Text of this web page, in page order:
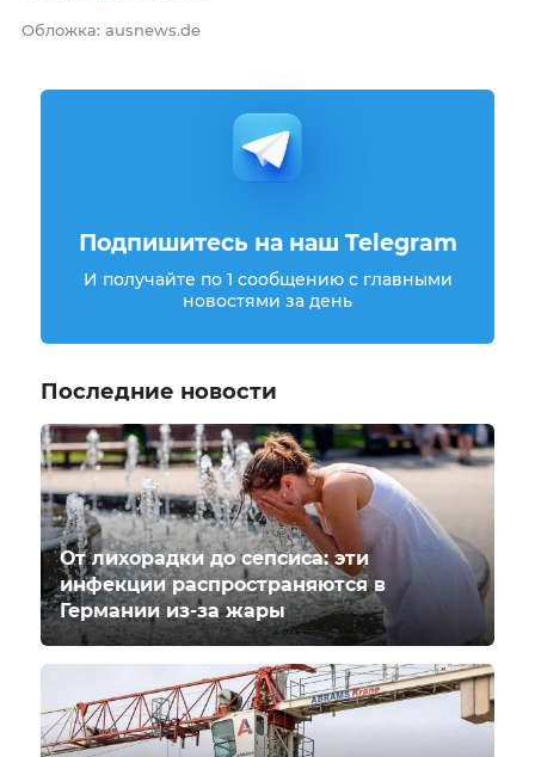
Обложка: ausnews.de
Подпишитесь на наш Telegram
И получайте по 1 сообщению с главными
новостями за день
Последние новости
От лихорадки до сепсиса: эти
инфекции распространяются в
Германии из-за жары